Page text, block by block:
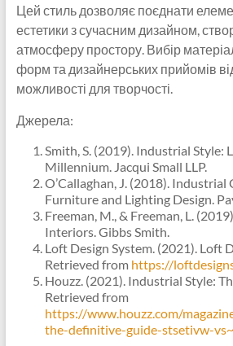
Цей стиль дозволяє поєднати
естетики з сучасним дизайном,
атмосферу простору. Вибір
форм та дизайнерських прийомів
можливості для творчості.
Джерела:
Smith, S. (2019). Industrial Style:
Millennium. Jacqui Small LLP.
O’Callaghan, J. (2018). Industrial
Furniture and Lighting Design.
Freeman, M., & Freeman, L.
Interiors. Gibbs Smith.
Loft Design System. (2021). Loft
Retrieved from https://
Houzz. (2021). Industrial Style:
Retrieved from
https://www.houzz.com/
the-definitive-guide-stsetivw-